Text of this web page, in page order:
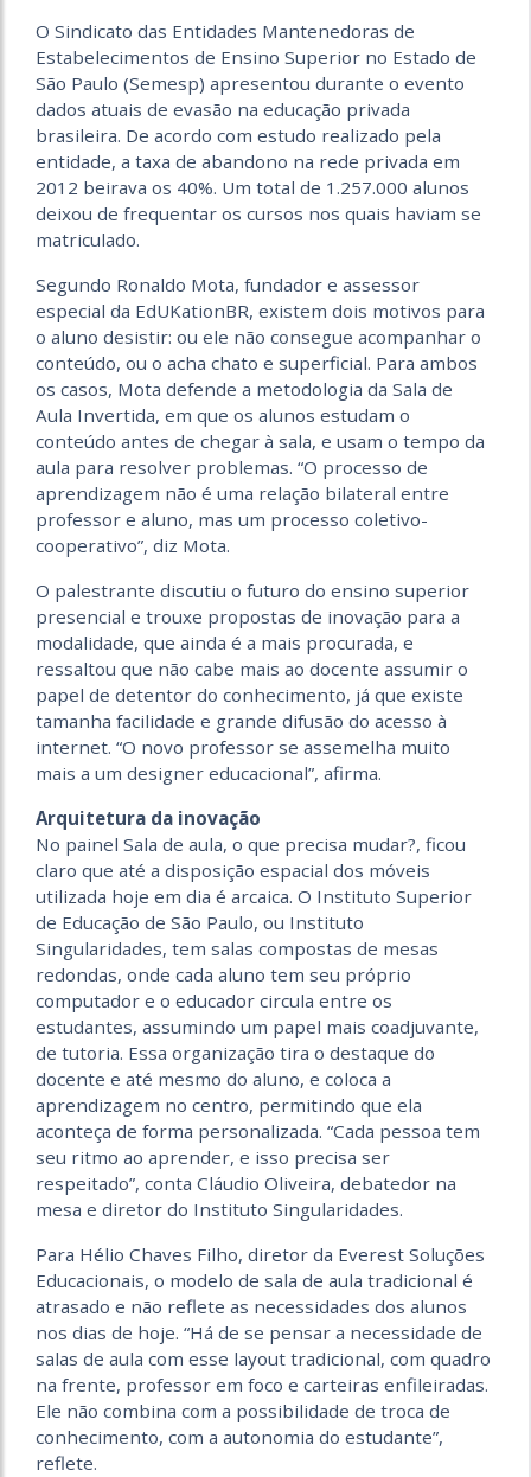
O Sindicato das Entidades Mantenedoras de
Estabelecimentos de Ensino Superior no Estado de
São Paulo (Semesp) apresentou durante o evento
dados atuais de evasão na educação privada
brasileira. De acordo com estudo realizado pela
entidade, a taxa de abandono na rede privada em
2012 beirava os 40%. Um total de 1.257.000 alunos
deixou de frequentar os cursos nos quais haviam se
matriculado.
Segundo Ronaldo Mota, fundador e assessor
especial da EdUKationBR, existem dois motivos para
o aluno desistir: ou ele não consegue acompanhar o
conteúdo, ou o acha chato e superficial. Para ambos
os casos, Mota defende a metodologia da Sala de
Aula Invertida, em que os alunos estudam o
conteúdo antes de chegar à sala, e usam o tempo da
aula para resolver problemas. “O processo de
aprendizagem não é uma relação bilateral entre
professor e aluno, mas um processo coletivo-
cooperativo”, diz Mota.
O palestrante discutiu o futuro do ensino superior
presencial e trouxe propostas de inovação para a
modalidade, que ainda é a mais procurada, e
ressaltou que não cabe mais ao docente assumir o
papel de detentor do conhecimento, já que existe
tamanha facilidade e grande difusão do acesso à
internet. “O novo professor se assemelha muito
mais a um designer educacional”, afirma.
Arquitetura da inovação
No painel Sala de aula, o que precisa mudar?, ficou
claro que até a disposição espacial dos móveis
utilizada hoje em dia é arcaica. O Instituto Superior
de Educação de São Paulo, ou Instituto
Singularidades, tem salas compostas de mesas
redondas, onde cada aluno tem seu próprio
computador e o educador circula entre os
estudantes, assumindo um papel mais coadjuvante,
de tutoria. Essa organização tira o destaque do
docente e até mesmo do aluno, e coloca a
aprendizagem no centro, permitindo que ela
aconteça de forma personalizada. “Cada pessoa tem
seu ritmo ao aprender, e isso precisa ser
respeitado”, conta Cláudio Oliveira, debatedor na
mesa e diretor do Instituto Singularidades.
Para Hélio Chaves Filho, diretor da Everest Soluções
Educacionais, o modelo de sala de aula tradicional é
atrasado e não reflete as necessidades dos alunos
nos dias de hoje. “Há de se pensar a necessidade de
salas de aula com esse layout tradicional, com quadro
na frente, professor em foco e carteiras enfileiradas.
Ele não combina com a possibilidade de troca de
conhecimento, com a autonomia do estudante”,
reflete.